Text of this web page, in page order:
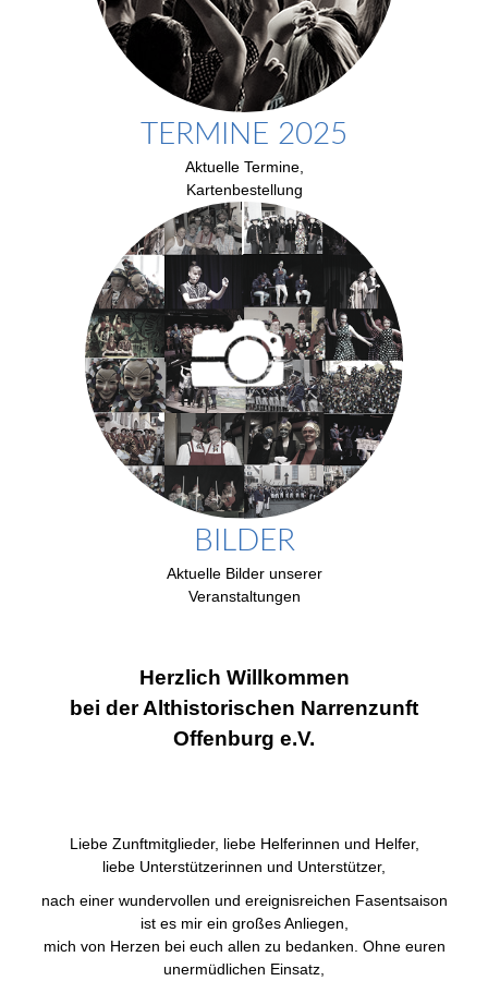
TERMINE 2025
Aktuelle Termine,
Kartenbestellung
BILDER
Aktuelle Bilder unserer
Veranstaltungen
Herzlich Willkommen
bei der Althistorischen Narrenzunft
Offenburg e.V.
Liebe Zunftmitglieder, liebe Helferinnen und Helfer,
liebe Unterstützerinnen und Unterstützer,
nach einer wundervollen und ereignisreichen Fasentsaison
ist es mir ein großes Anliegen,
mich von Herzen bei euch allen zu bedanken. Ohne euren
unermüdlichen Einsatz,